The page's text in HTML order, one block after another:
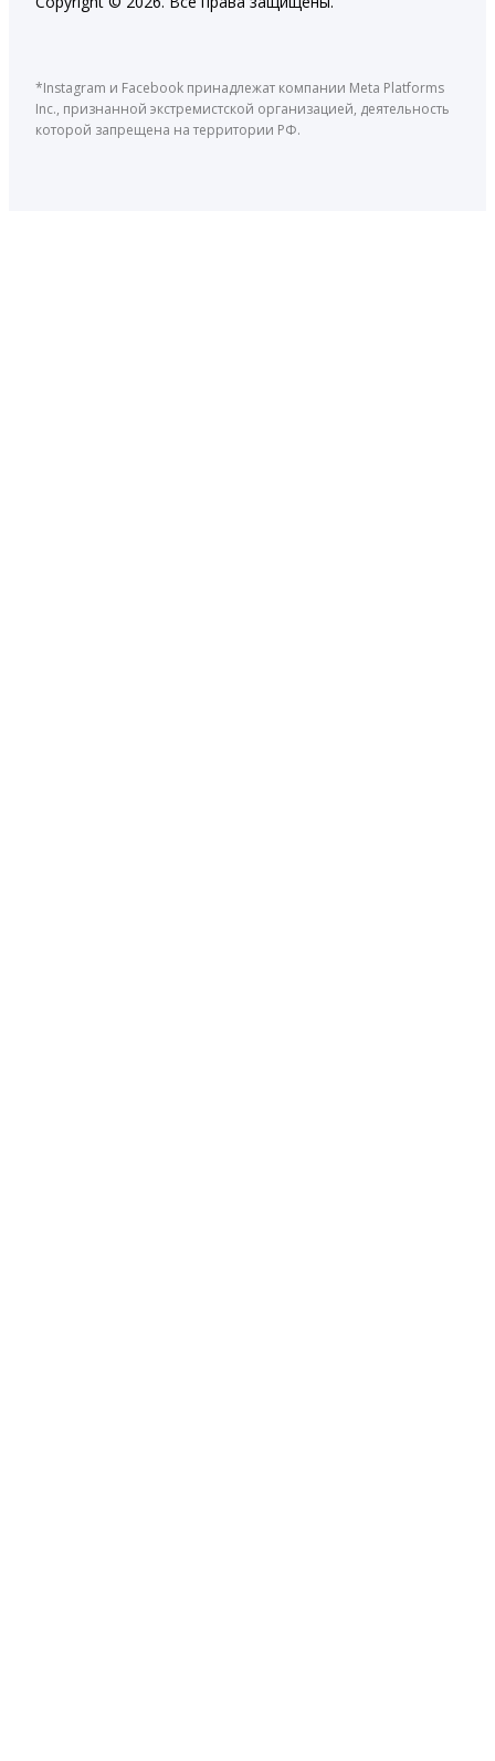
*Instagram и Facebook принадлежат компании Meta Platforms
Inc., признанной экстремистской организацией, деятельность
которой запрещена на территории РФ.